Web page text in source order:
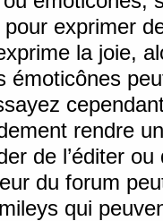
exprimer
la joie,
émoticônes
rendre
de l’éditer
du forum
qui